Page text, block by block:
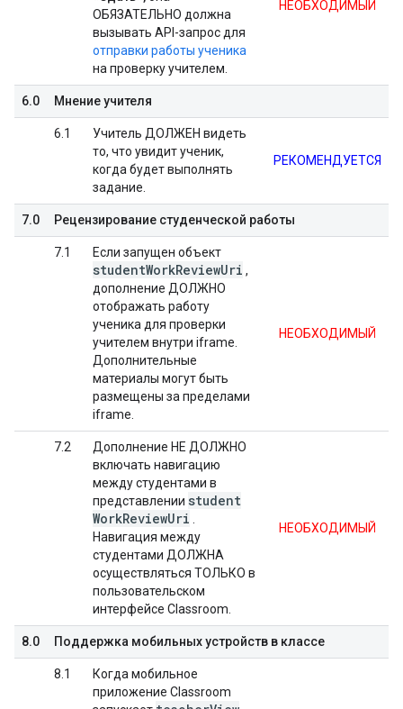
ОБЯЗАТЕЛЬНО должна
вызывать API-запрос для
отправки работы ученика
на проверку учителем.
НЕОБХОДИМЫЙ
6.0 Мнение учителя
6.1
Учитель ДОЛЖЕН видеть
то, что увидит ученик,
когда будет выполнять
задание.
РЕКОМЕНДУЕТСЯ
7.0 Рецензирование студенческой работы
7.1 Если запущен объект
studentWorkReviewUri ,
дополнение ДОЛЖНО
отображать работу
ученика для проверки
учителем внутри iframe.
Дополнительные
материалы могут быть
размещены за пределами
iframe.
НЕОБХОДИМЫЙ
7.2
Дополнение НЕ ДОЛЖНО
включать навигацию
между студентами в
представлении student
WorkReviewUri
Навигация между
студентами ДОЛЖНА
осуществляться ТОЛЬКО в
пользовательском
интерфейсе Classroom.
НЕОБХОДИМЫЙ
8.0 Поддержка мобильных устройств в классе
8.1
Когда мобильное
приложение Classroom